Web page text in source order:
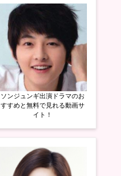
ソンジュンギ出演ドラマのお
すすめと無料で見れる動画サ
イト！